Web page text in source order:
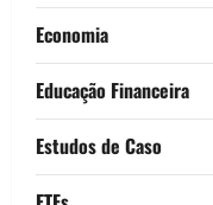
Economia
Educação Financeira
Estudos de Caso